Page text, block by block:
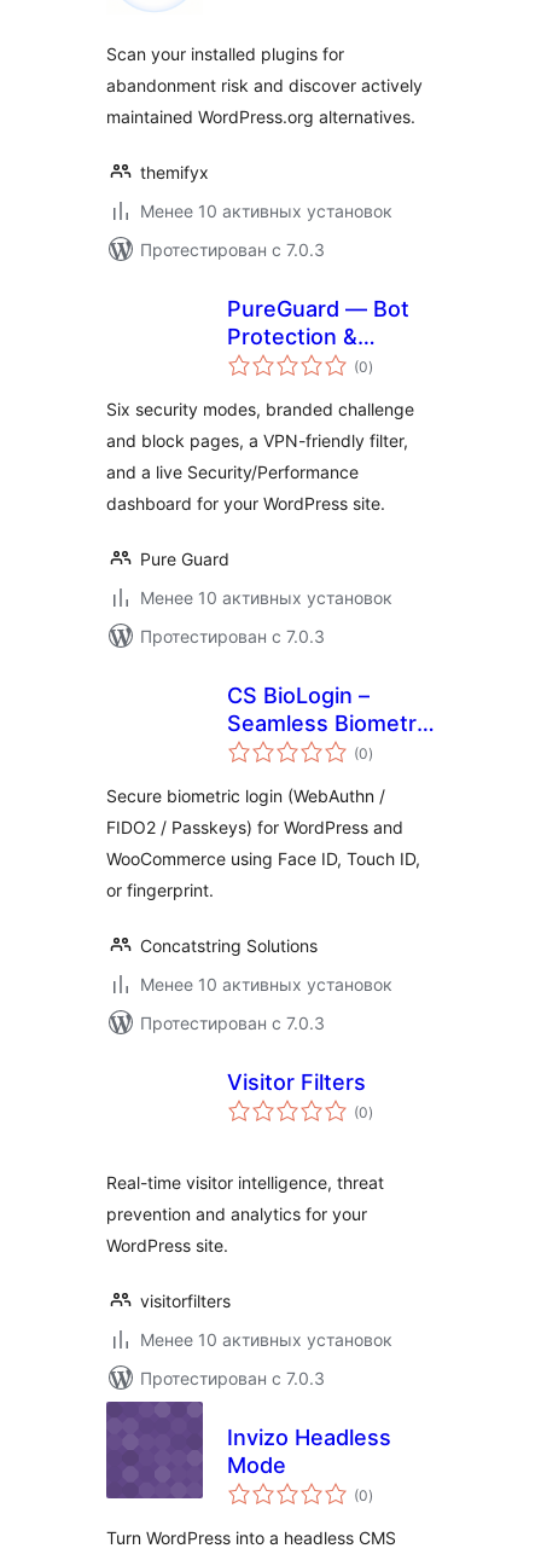
Scan your installed plugins for
abandonment risk and discover actively
maintained WordPress.org alternatives.
themifyx
Менее 10 активных установок
Протестирован с 7.0.3
PureGuard — Bot
Protection &
Performance
(0общий
рейтинг
)
Six security modes, branded challenge
and block pages, a VPN-friendly filter,
and a live Security/Performance
dashboard for your WordPress site.
Pure Guard
Менее 10 активных установок
Протестирован с 7.0.3
CS BioLogin –
Seamless Biometric
Authentication
(0общий
рейтинг
)
Secure biometric login (WebAuthn /
FIDO2 / Passkeys) for WordPress and
WooCommerce using Face ID, Touch ID,
or fingerprint.
Concatstring Solutions
Менее 10 активных установок
Протестирован с 7.0.3
Visitor Filters
(0общий
рейтинг
)
Real-time visitor intelligence, threat
prevention and analytics for your
WordPress site.
visitorfilters
Менее 10 активных установок
Протестирован с 7.0.3
Invizo Headless
Mode
(0общий
рейтинг
)
Turn WordPress into a headless CMS